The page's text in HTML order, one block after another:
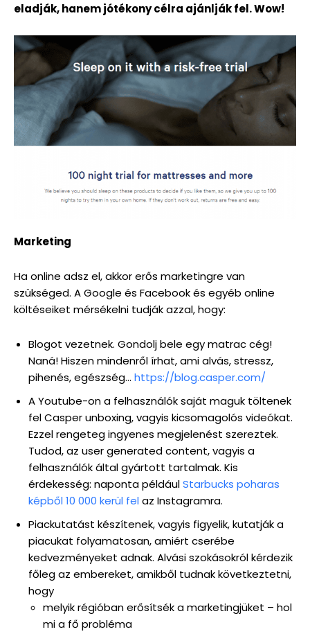
eladják, hanem jótékony célra ajánlják fel. Wow!
Marketing
Ha online adsz el, akkor erős marketingre van
szükséged. A Google és Facebook és egyéb online
költéseiket mérsékelni tudják azzal, hogy:
Blogot vezetnek. Gondolj bele egy matrac cég!
Naná! Hiszen mindenről írhat, ami alvás, stressz,
pihenés, egészség… https://blog.casper.com/
A Youtube-on a felhasználók saját maguk töltenek
fel Casper unboxing, vagyis kicsomagolós videókat.
Ezzel rengeteg ingyenes megjelenést szereztek.
Tudod, az user generated content, vagyis a
felhasználók által gyártott tartalmak. Kis
érdekesség: naponta példáulStarbucks poharas
képből 10 000 kerül felaz Instagramra.
Piackutatást készítenek, vagyis figyelik, kutatják a
piacukat folyamatosan, amiért cserébe
kedvezményeket adnak. Alvási szokásokról kérdezik
főleg az embereket, amikből tudnak következtetni,
hogy
melyik régióban erősítsék a marketingjüket – hol
mi a fő probléma